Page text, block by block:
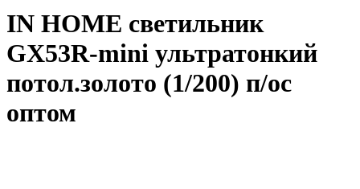
IN HOME светильник
GX53R-mini ультратонкий
потол.золото (1/200) п/ос
оптом